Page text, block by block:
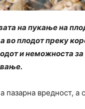
на пукање на
во плодот преку
и неможноста
пазарна вредност,